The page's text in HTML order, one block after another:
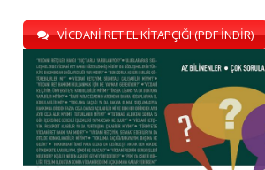
VİCDANİ RET EL KİTAPÇIĞI (PDF İNDİR)